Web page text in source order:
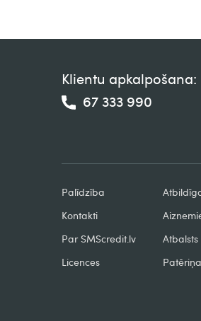
Klientu apkalpošana:
67 333 990
Palīdzība
Kontakti
Par SMScredit.lv
Licences